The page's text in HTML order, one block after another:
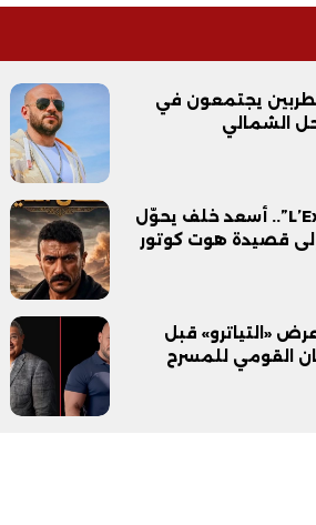
يجتمعون في
الشمالي
“L’Exotique Botanique”.. أسعد خلف يحوّل
إلى قصيدة هوت كوتور
«التياترو» قبل
القومي للمسرح